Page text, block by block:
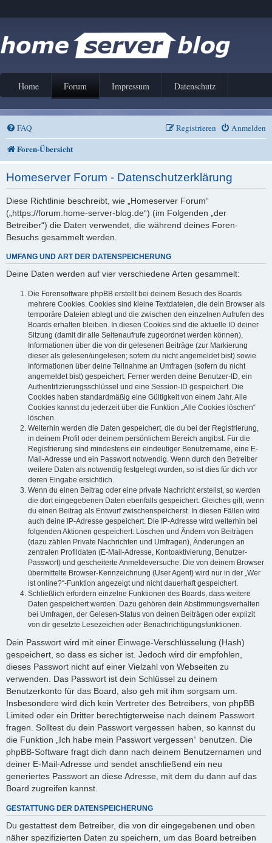
Home Forum Impressum Datenschutz
FAQ Anmelden
Registrieren
Foren-Übersicht
Homeserver Forum - Datenschutzerklärung
Diese Richtlinie beschreibt, wie „Homeserver Forum“
(„https://forum.home-server-blog.de“) (im Folgenden „der
Betreiber“) die Daten verwendet, die während deines Foren-
Besuchs gesammelt werden.
UMFANG UND ART DER DATENSPEICHERUNG
Deine Daten werden auf vier verschiedene Arten gesammelt:
Die Forensoftware phpBB erstellt bei deinem Besuch des Boards
mehrere Cookies. Cookies sind kleine Textdateien, die dein Browser als
temporäre Dateien ablegt und die zwischen den einzelnen Aufrufen des
Boards erhalten bleiben. In diesen Cookies sind die aktuelle ID deiner
Sitzung (damit dir alle Seitenaufrufe zugeordnet werden können),
Informationen über die von dir gelesenen Beiträge (zur Markierung
dieser als gelesen/ungelesen; sofern du nicht angemeldet bist) sowie
Informationen über deine Teilnahme an Umfragen (sofern du nicht
angemeldet bist) gespeichert. Ferner werden deine Benutzer-ID, ein
Authentifizierungsschlüssel und eine Session-ID gespeichert. Die
Cookies haben standardmäßig eine Gültigkeit von einem Jahr. Alle
Cookies kannst du jederzeit über die Funktion „Alle Cookies löschen“
löschen.
Weiterhin werden die Daten gespeichert, die du bei der Registrierung,
in deinem Profil oder deinem persönlichem Bereich angibst. Für die
Registrierung sind mindestens ein eindeutiger Benutzername, eine E-
Mail-Adresse und ein Passwort notwendig. Wenn durch den Betreiber
weitere Daten als notwendig festgelegt wurden, so ist dies für dich vor
deren Eingabe ersichtlich.
Wenn du einen Beitrag oder eine private Nachricht erstellst, so werden
die dort eingegebenen Daten ebenfalls gespeichert. Gleiches gilt, wenn
du einen Beitrag als Entwurf zwischenspeicherst. In diesen Fällen wird
auch deine IP-Adresse gespeichert. Die IP-Adresse wird weiterhin bei
folgenden Aktionen gespeichert: Löschen und Ändern von Beiträgen
(dazu zählen Private Nachrichten und Umfragen), Änderungen an
zentralen Profildaten (E-Mail-Adresse, Kontoaktivierung, Benutzer-
Passwort) und gescheiterte Anmeldeversuche. Die von deinem Browser
übermittelte Browser-Kennzeichnung (User Agent) wird nur in der „Wer
ist online?“-Funktion angezeigt und nicht dauerhaft gespeichert.
Schließlich erfordern einzelne Funktionen des Boards, dass weitere
Daten gespeichert werden. Dazu gehören dein Abstimmungsverhalten
bei Umfragen, der Gelesen-Status von deinen Beiträgen oder explizit
von dir gesetzte Lesezeichen oder Benachrichtigungsfunktionen.
Dein Passwort wird mit einer Einwege-Verschlüsselung (Hash)
gespeichert, so dass es sicher ist. Jedoch wird dir empfohlen,
dieses Passwort nicht auf einer Vielzahl von Webseiten zu
verwenden. Das Passwort ist dein Schlüssel zu deinem
Benutzerkonto für das Board, also geh mit ihm sorgsam um.
Insbesondere wird dich kein Vertreter des Betreibers, von phpBB
Limited oder ein Dritter berechtigterweise nach deinem Passwort
fragen. Solltest du dein Passwort vergessen haben, so kannst du
die Funktion „Ich habe mein Passwort vergessen“ benutzen. Die
phpBB-Software fragt dich dann nach deinem Benutzernamen und
deiner E-Mail-Adresse und sendet anschließend ein neu
generiertes Passwort an diese Adresse, mit dem du dann auf das
Board zugreifen kannst.
GESTATTUNG DER DATENSPEICHERUNG
Du gestattest dem Betreiber, die von dir eingegebenen und oben
näher spezifizierten Daten zu speichern, um das Board betreiben